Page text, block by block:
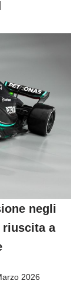
negli
riuscita a
2026